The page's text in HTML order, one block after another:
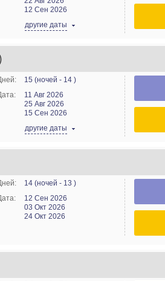
12 Сен 2026
другие даты
15 (ночей - 14 )
11 Авг 2026
25 Авг 2026
15 Сен 2026
другие даты
14 (ночей - 13 )
12 Сен 2026
03 Окт 2026
24 Окт 2026